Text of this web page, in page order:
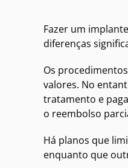
Fazer um
diferenças
Os
valores. No
tratamento e
o reembolso
Há planos que
enquanto que